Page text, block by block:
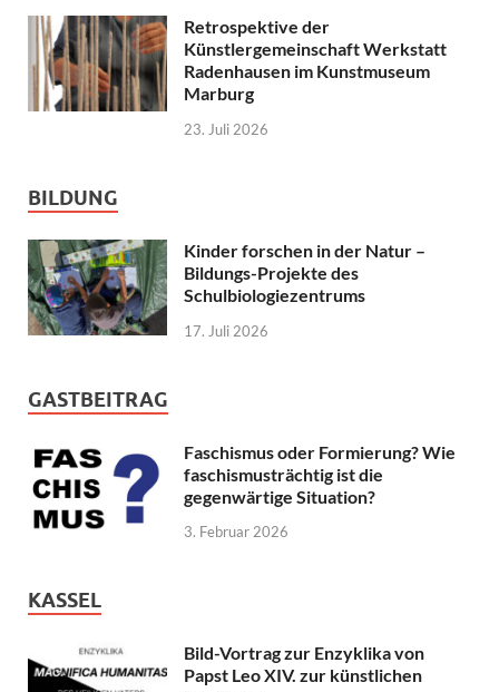
Retrospektive der
Künstlergemeinschaft Werkstatt
Radenhausen im Kunstmuseum
Marburg
23. Juli 2026
BILDUNG
Kinder forschen in der Natur –
Bildungs-Projekte des
Schulbiologiezentrums
17. Juli 2026
GASTBEITRAG
Faschismus oder Formierung? Wie
faschismusträchtig ist die
gegenwärtige Situation?
3. Februar 2026
KASSEL
Bild-Vortrag zur Enzyklika von
Papst Leo XIV. zur künstlichen